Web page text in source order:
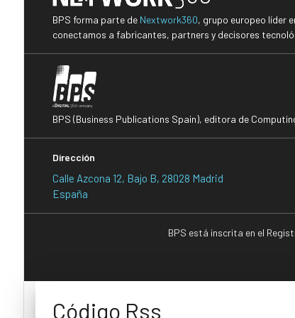
BPS forma parte de Nextwork360, grupo europeo líder
conectamos a fabricantes, partners y decisores
BPS (Business Publications Spain), editora de
Dirección
Calle Azcona 12, Bajo B, 28028 Madrid
España
BPS está inscrita en el
Código Rss